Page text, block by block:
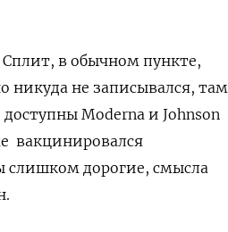
Сплит, в обычном пункте,
никуда не записывался, там
Moderna и Johnson
вакцинировался
слишком дорогие, смысла